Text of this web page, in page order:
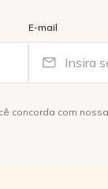
E-mail
concorda com nossa